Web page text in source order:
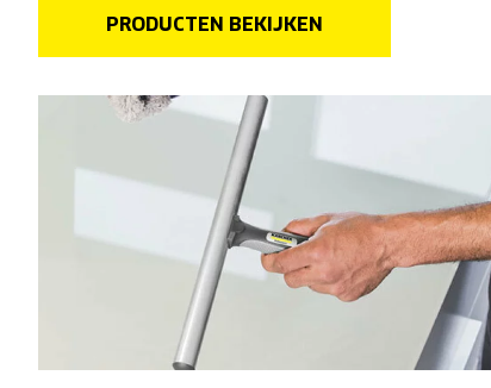
PRODUCTEN BEKIJKEN